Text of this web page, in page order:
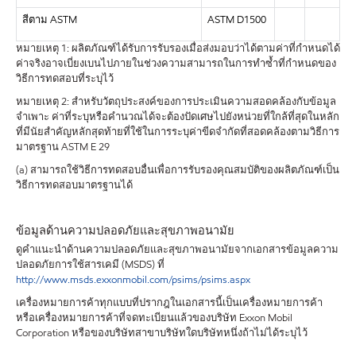
สีตาม ASTM
ASTM D1500
หมายเหตุ 1: ผลิตภัณฑ์ได้รับการรับรองเมื่อส่งมอบว่าได้ตามค่าที่กำหนดได้
ค่าจริงอาจเบี่ยงเบนไปภายในช่วงความสามารถในการทำซ้ำที่กำหนดของ
วิธีการทดสอบที่ระบุไว้
หมายเหตุ 2: สำหรับวัตถุประสงค์ของการประเมินความสอดคล้องกับข้อมูล
จำเพาะ ค่าที่ระบุหรือคำนวณได้จะต้องปัดเศษไปยังหน่วยที่ใกล้ที่สุดในหลัก
ที่มีนัยสำคัญหลักสุดท้ายที่ใช้ในการระบุค่าขีดจำกัดที่สอดคล้องตามวิธีการ
มาตรฐาน ASTM E 29
(a) สามารถใช้วิธีการทดสอบอื่นเพื่อการรับรองคุณสมบัติของผลิตภัณฑ์เป็น
วิธีการทดสอบมาตรฐานได้
ข้อมูลด้านความปลอดภัยและสุขภาพอนามัย
ดูคำแนะนำด้านความปลอดภัยและสุขภาพอนามัยจากเอกสารข้อมูลความ
ปลอดภัยการใช้สารเคมี (MSDS) ที่
http://www.msds.exxonmobil.com/psims/psims.aspx
เครื่องหมายการค้าทุกแบบที่ปรากฎในเอกสารนี้เป็นเครื่องหมายการค้า
หรือเครื่องหมายการค้าที่จดทะเบียนแล้วของบริษัท Exxon Mobil
Corporation หรือของบริษัทสาขาบริษัทใดบริษัทหนึ่งถ้าไม่ได้ระบุไว้